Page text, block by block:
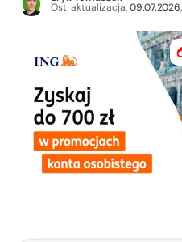
Ost. aktualizacja:09.07.2026,